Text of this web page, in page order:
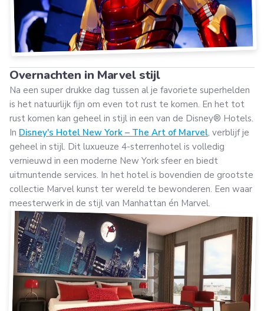
Overnachten in Marvel stijl
Na een super drukke dag tussen al je favoriete superhelden
is het natuurlijk fijn om even tot rust te komen. En het tot
rust komen kan geheel in stijl in een van de Disney® Hotels.
In Disney's Hotel New York – The Art of Marvel, verblijf je
geheel in stijl. Dit luxueuze 4-sterrenhotel is volledig
vernieuwd in een moderne New York sfeer en biedt
uitmuntende services. In het hotel is bovendien de grootste
collectie Marvel kunst ter wereld te bewonderen. Een waar
meesterwerk in de stijl van Manhattan én Marvel.